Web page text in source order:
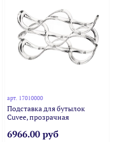
арт. 17010000
Подставка для бутылок
Cuvee, прозрачная
6966.00 руб